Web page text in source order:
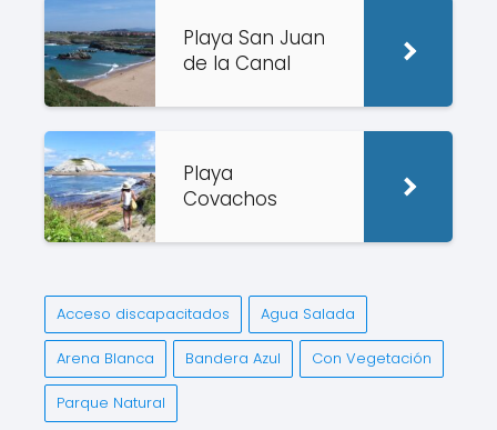
Playa San Juan
de la Canal
Playa
Covachos
Acceso discapacitados Agua Salada
Arena Blanca Bandera Azul Con Vegetación
Parque Natural